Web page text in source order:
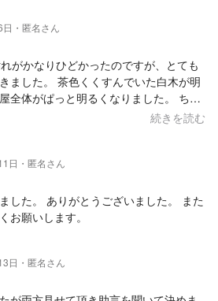
・匿名さん
がかなりひどかったのですが、とても
ました。 茶色くくすんでいた白木が明
体がぱっと明るくなりました。 ちょ
答えてくださり、作業も丁寧で安心し
続きを読む
日・匿名さん
した。 ありがとうございました。 また
お願いします。
日・匿名さん